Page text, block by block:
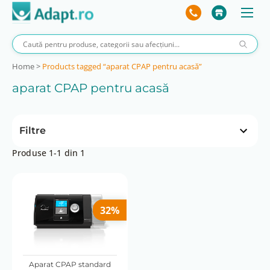
Home> Products tagged “aparat CPAP pentru acasă”
aparat CPAP pentru acasă
Filtre
Cu umidificator integrat
nu
Produse 1-1 din 1
32%
Aparat CPAP standard